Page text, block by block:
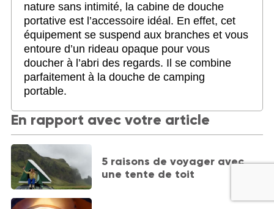
nature sans intimité, la cabine de douche
portative est l’accessoire idéal. En effet, cet
équipement se suspend aux branches et vous
entoure d’un rideau opaque pour vous
doucher à l’abri des regards. Il se combine
parfaitement à la douche de camping
portable.
En rapport avec votre article
5 raisons de voyager avec
une tente de toit